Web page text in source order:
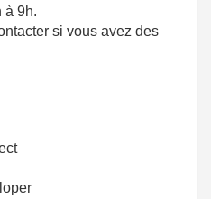
à 9h.
si vous avez des